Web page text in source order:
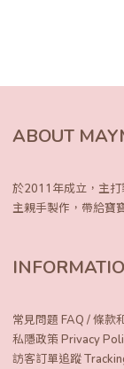
ABOUT
於2011年成立，主打
主親手製作， 帶給寶
常見問題 FAQ /條款
私隱政策 Privacy
訪客訂單追蹤